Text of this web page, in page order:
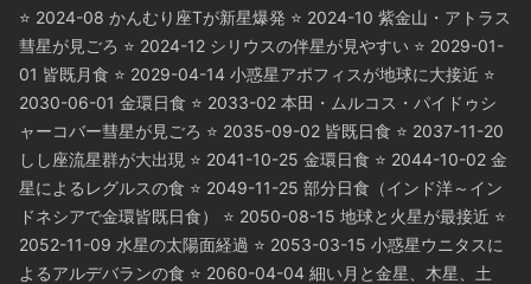
⭐ 2024-08 かんむり座Tが新星爆発 ⭐ 2024-10 紫金山・アトラス
彗星が見ごろ ⭐ 2024-12 シリウスの伴星が見やすい ⭐ 2029-01-
01 皆既月食 ⭐ 2029-04-14 小惑星アポフィスが地球に大接近 ⭐
2030-06-01 金環日食 ⭐ 2033-02 本田・ムルコス・パイドゥシ
ャーコバー彗星が見ごろ ⭐ 2035-09-02 皆既日食 ⭐ 2037-11-20
しし座流星群が大出現 ⭐ 2041-10-25 金環日食 ⭐ 2044-10-02 金
星によるレグルスの食 ⭐ 2049-11-25 部分日食（インド洋～イン
ドネシアで金環皆既日食） ⭐ 2050-08-15 地球と火星が最接近 ⭐
2052-11-09 水星の太陽面経過 ⭐ 2053-03-15 小惑星ウニタスに
よるアルデバランの食 ⭐ 2060-04-04 細い月と金星、木星、土